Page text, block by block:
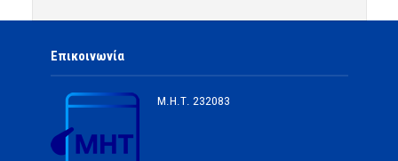
Επικοινωνία
Μ.Η.Τ. 232083